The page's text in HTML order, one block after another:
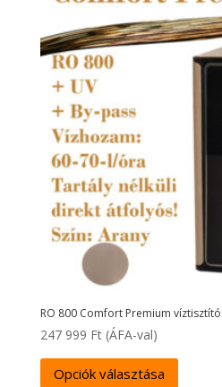
RO 800 Comfort Premium víztisztító
247 999 Ft (ÁFA-val)
Opciók választása